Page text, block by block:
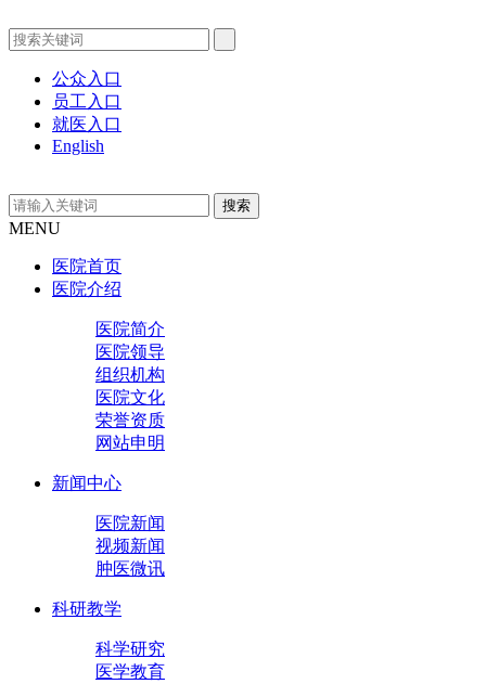
公众入口
员工入口
就医入口
English
MENU
医院首页
医院介绍
医院简介
医院领导
组织机构
医院文化
荣誉资质
网站申明
新闻中心
医院新闻
视频新闻
肿医微讯
科研教学
科学研究
医学教育